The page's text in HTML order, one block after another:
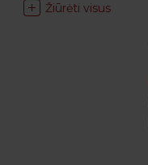
Žiūrėti visus